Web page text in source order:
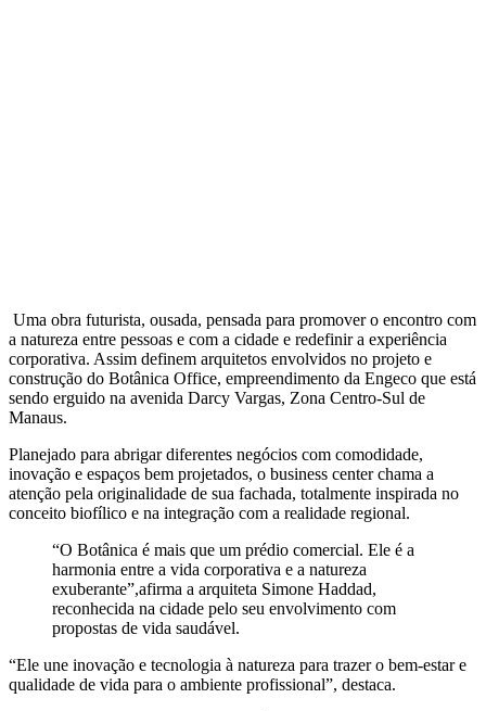
Uma obra futurista, ousada, pensada para promover o encontro com
a natureza entre pessoas e com a cidade e redefinir a experiência
corporativa. Assim definem arquitetos envolvidos no projeto e
construção do Botânica Office, empreendimento da Engeco que está
sendo erguido na avenida Darcy Vargas, Zona Centro-Sul de
Manaus.
Planejado para abrigar diferentes negócios com comodidade,
inovação e espaços bem projetados, o business center chama a
atenção pela originalidade de sua fachada, totalmente inspirada no
conceito biofílico e na integração com a realidade regional.
“O Botânica é mais que um prédio comercial. Ele é a
harmonia entre a vida corporativa e a natureza
exuberante”,afirma a arquiteta Simone Haddad,
reconhecida na cidade pelo seu envolvimento com
propostas de vida saudável.
“Ele une inovação e tecnologia à natureza para trazer o bem-estar e
qualidade de vida para o ambiente profissional”, destaca.